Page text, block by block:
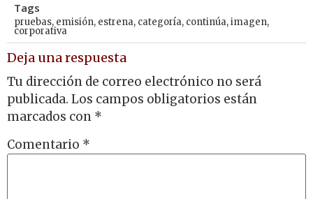
Tags
pruebas, emisión, estrena, categoría, continúa,imagen,
corporativa
Deja una respuesta
Tu dirección de correo electrónico no será
publicada. Los campos obligatorios están
marcados con *
Comentario *